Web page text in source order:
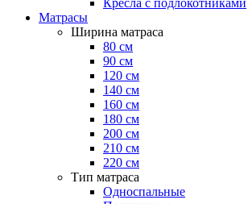
Кресла с подлокотниками
Матрасы
Ширина матраса
80 см
90 см
120 см
140 см
160 см
180 см
200 см
210 см
220 см
Тип матраса
Односпальные